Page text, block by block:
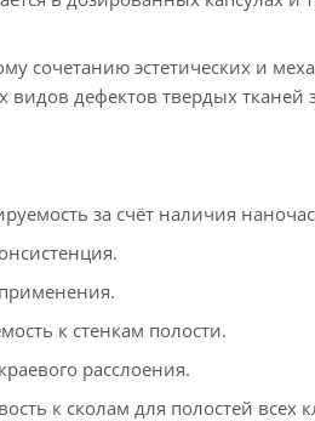
сочетанию эстетических и
видов дефектов твердых тканей
за счёт наличия
к стенкам полости.
расслоения.
к сколам для полостей всех